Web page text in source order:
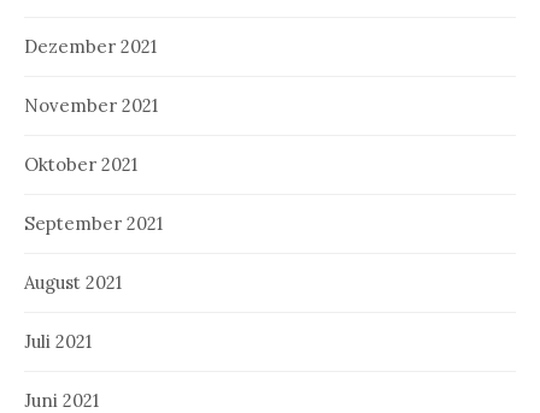
Dezember 2021
November 2021
Oktober 2021
September 2021
August 2021
Juli 2021
Juni 2021